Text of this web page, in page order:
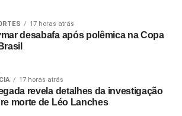
17 horas atrás
desabafa após polêmica na Copa
17 horas atrás
revela detalhes da investigação
morte de Léo Lanches